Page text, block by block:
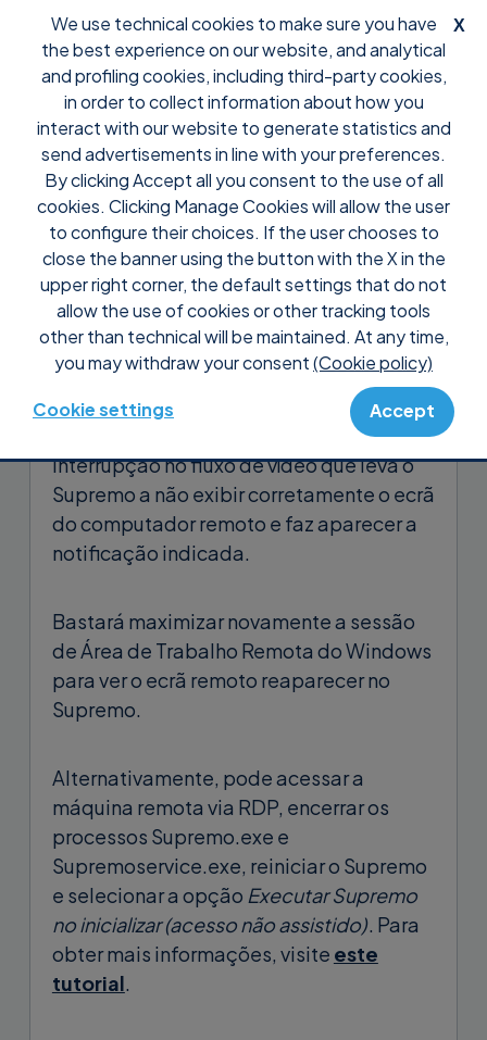
X
We use technical cookies to make sure you have
the best experience on our website, and analytical
and profiling cookies, including third-party cookies,
in order to collect information about how you
interact with our website to generate statistics and
send advertisements in line with your preferences.
By clicking Accept all you consent to the use of all
cookies. Clicking Manage Cookies will allow the user
to configure their choices. If the user chooses to
close the banner using the button with the X in the
upper right corner, the default settings that do not
allow the use of cookies or other tracking tools
other than technical will be maintained. At any time,
you may withdraw your consent(Cookie policy)
Cookie settings Accept
Support Perguntas frequentes Controle
Por que estou recebendo a
notificação ‘Impossível
capturar o ecrã neste
momento’?
Fechar ou minimizar a sessão RDP (Área
de Trabalho Remota) a partir da qual o
interrupção no fluxo de vídeo que leva o
Supremo a não exibir corretamente o ecrã
do computador remoto e faz aparecer a
notificação indicada.
Bastará maximizar novamente a sessão
de Área de Trabalho Remota do Windows
para ver o ecrã remoto reaparecer no
Supremo.
Alternativamente, pode acessar a
máquina remota via RDP, encerrar os
processos Supremo.exe e
Supremoservice.exe, reiniciar o Supremo
e selecionar a opção Executar Supremo
no inicializar (acesso não assistido). Para
obter mais informações, visite este
tutorial.